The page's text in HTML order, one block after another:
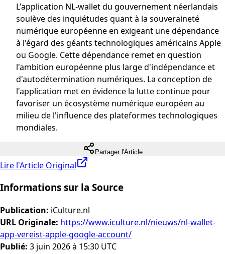
L'application NL-wallet du gouvernement néerlandais
soulève des inquiétudes quant à la souveraineté
numérique européenne en exigeant une dépendance
à l'égard des géants technologiques américains Apple
ou Google. Cette dépendance remet en question
l'ambition européenne plus large d'indépendance et
d'autodétermination numériques. La conception de
l'application met en évidence la lutte continue pour
favoriser un écosystème numérique européen au
milieu de l'influence des plateformes technologiques
mondiales.
Partager l'Article
Lire l'Article Original
Informations sur la Source
Publication: iCulture.nl
URL Originale: https://www.iculture.nl/nieuws/nl-wallet-
app-vereist-apple-google-account/
Publié: 3 juin 2026 à 15:30 UTC